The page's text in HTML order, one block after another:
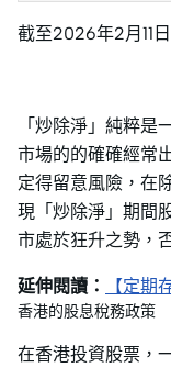
截至2026年2月11日
「炒除淨」純粹是
市場的的確確經常
定得留意風險，在
現「炒除淨」期間
市處於狂升之勢，
延伸閱讀： 【定期
香港的股息稅務政策
在香港投資股票，